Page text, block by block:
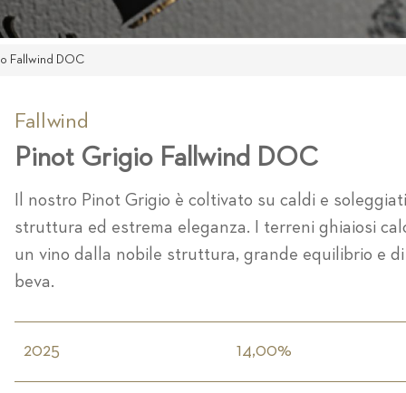
Fallwind DOC
Fallwind
Pinot Grigio Fallwind DOC
Il nostro Pinot Grigio è coltivato su caldi e
struttura ed estrema eleganza. I terreni ghiaiosi
un vino dalla nobile struttura, grande equilibrio e
beva.
2025 14,00%